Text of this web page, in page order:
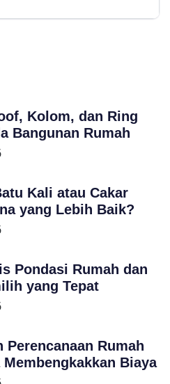
Kolom, dan Ring
Bangunan Rumah
Kali atau Cakar
yang Lebih Baik?
Pondasi Rumah dan
yang Tepat
Perencanaan Rumah
Biaya